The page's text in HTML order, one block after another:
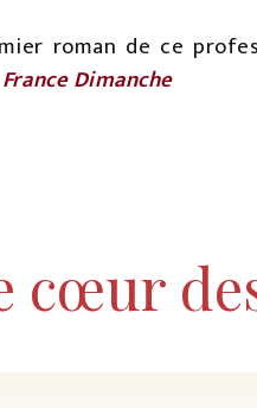
roman de ce
France Dimanche
cœur